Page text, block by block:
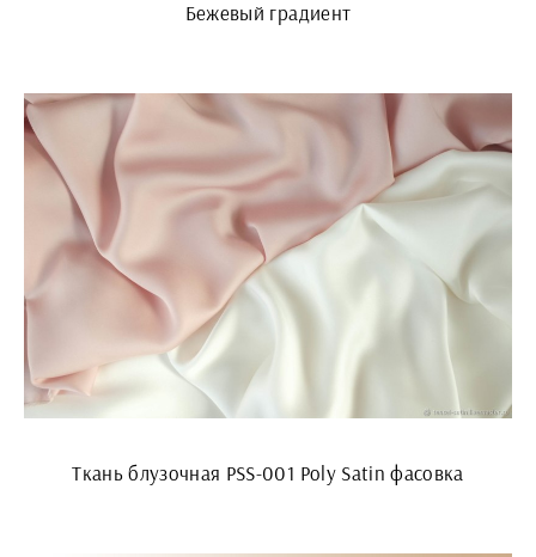
Бежевый градиент
Ткань блузочная PSS-001 Poly Satin фасовка